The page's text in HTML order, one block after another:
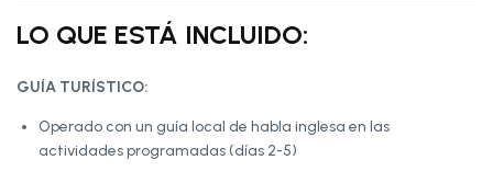
LO QUE ESTÁ INCLUIDO:
GUÍA TURÍSTICO:
Operado con un guía local de habla inglesa en las
actividades programadas (días 2-5)